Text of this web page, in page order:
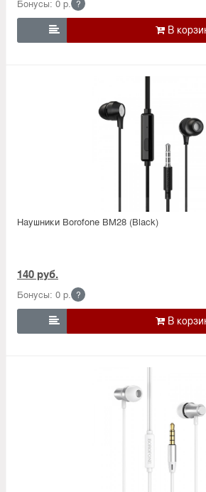
Бонусы: 0 р. ?

Наушники Borofone BM28 (Black)
140 руб.
Бонусы: 0 р. ?
